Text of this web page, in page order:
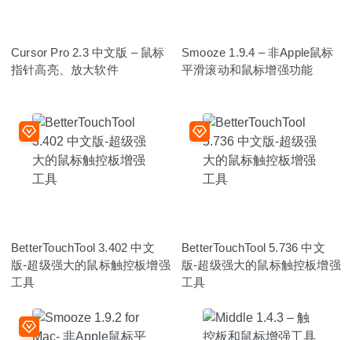
Cursor Pro 2.3 中文版 – 鼠标
指针高亮、放大软件
Smooze 1.9.4 – 非Apple鼠标
平滑滚动和鼠标增强功能
BetterTouchTool 3.402 中文
版-超级强大的鼠标触控板增强
工具
BetterTouchTool 5.736 中文
版-超级强大的鼠标触控板增强
工具